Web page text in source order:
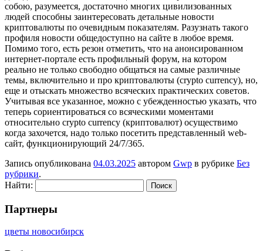
собою, разумеется, достаточно многих цивилизованных
людей способны заинтересовать детальные новости
криптовалюты по очевидным показателям. Разузнать такого
профиля новости общедоступно на сайте в любое время.
Помимо того, есть резон отметить, что на анонсированном
интернет-портале есть профильный форум, на котором
реально не только свободно общаться на самые различные
темы, включительно и про криптовалюты (crypto currency), но,
еще и отыскать множество всяческих практических советов.
Учитывая все указанное, можно с убежденностью указать, что
теперь сориентироваться со всяческими моментами
относительно crypto currency (криптовалют) осуществимо
когда захочется, надо только посетить представленный web-
сайт, функционирующий 24/7/365.
Запись опубликована 04.03.2025 автором Gwp в рубрике Без
рубрики.
Найти:
Партнеры
цветы новосибирск